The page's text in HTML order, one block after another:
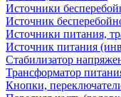
Источники
Источник
Источники питания,
Источник питания
Стабилизатор
Трансформатор
Кнопки,